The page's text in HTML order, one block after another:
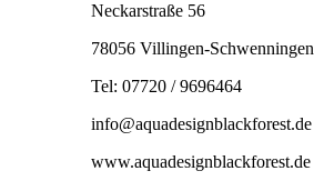
Neckarstraße 56
78056 Villingen-Schwenningen
Tel: 07720 / 9696464
info@aquadesignblackforest.de
www.aquadesignblackforest.de